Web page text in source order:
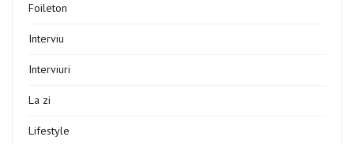
Foileton
Interviu
Interviuri
La zi
Lifestyle